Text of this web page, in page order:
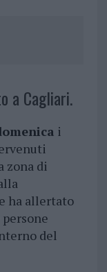
a Cagliari.
i
zona di
ha allertato
del